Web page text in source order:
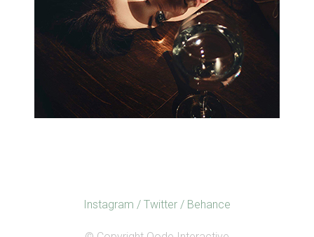
Instagram / Twitter / Behance